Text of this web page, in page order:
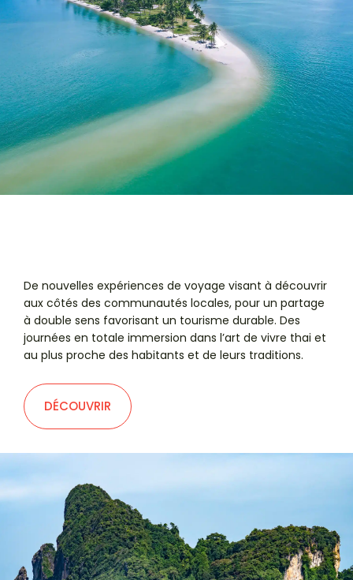
De nouvelles expériences de voyage visant à découvrir
aux côtés des communautés locales, pour un partage
à double sens favorisant un tourisme durable. Des
journées en totale immersion dans l’art de vivre thai et
au plus proche des habitants et de leurs traditions.
DÉCOUVRIR